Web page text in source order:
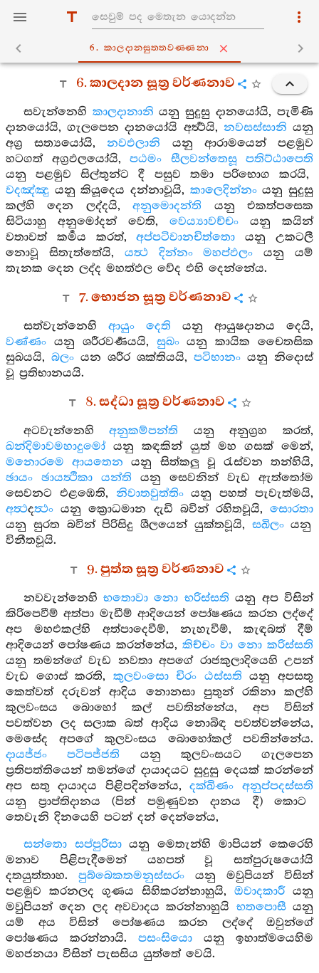
6. කාලදානසුත‍්තවණ‍්ණනා
6. කාලදාන සූත්‍ර වර්ණනාව
සවැන්නෙහි කාලදානානි යනු සුදුසු දානයෝයි, පැමිණි
දානයෝයි, ගැලපෙන දානයෝයි අර්‍ත්‍ථයි, නවසස්සානි යනු
අග්‍ර සත්‍යයෝයි,නවඵලානි යනු ආරාමයෙන් පළමුව
හටගත් අග්‍රඵලයෝයි, පඨමං සීලවන්තෙසූ පතිට්ඨාපෙති
යනු පළමුව සිල්තුන්ට දී පසුව තමා පරිභොග කරයි,
වදඤ්ඤු යනු කියූදෙය දන්නාවූයි, කාලෙදින්නංයනු සුදුසු
කල්හි දෙන ලද්දයි,අනුමොදන්ති යනු එකත්පසෙක
සිටියාහු අනුමෝදන් වෙති, වෙය්‍යාවච්චං යනු කයින්
වතාවත් කර්‍මය කරත්,අප්පටිවානචිත්තො යනු උකටලී
නොවූ සිතැත්තේයි, යත්‍ථ දින්නං මහප්ඵලං යනු යම්
තැනක දෙන ලද්ද මහත්ඵල වේද එහි දෙන්නේය.
7. භොජන සූත්‍ර වර්ණනාව
සත්වැන්නෙහි ආයුං දෙති යනු ආයුෂදානය දෙයි,
වණ්ණං යනු ශරීරවර්‍ණයයි, සුඛංයනු කායික චෛතසික
සුඛයයි, බලං යන ශරීර ශක්තියයි, පටිභානං යනු නිදොස්
වූ ප්‍රතිභානයයි.
8. සද්ධා සූත්‍ර වර්ණනාව
අටවැන්නෙහිඅනුකම්පන්ති යනු අනුග්‍රහ කරත්,
ඛන්දිමාවමහාදුමෝයනු කඳකින් යුත් මහ ගසක් මෙන්,
මනොරමෙ ආයතෙන යනු සිත්කලු වූ රැස්වන තන්හියි,
ඡායං ඡායත්‍ථිකා යන්ති යනු සෙවනින් වැඩ ඇත්තෝම
සෙවනට එළඹෙති, නිවාතවුත්තිංයනු පහත් පැවැත්මයි,
අත්‍ථදත්‍ථං යනු ක්‍රොධමාන දැඩි බවින් රහිතවූයි, සොරතා
යනු සුරත බවින් පිරිසිදු ශීලයෙන් යුක්තවූයි, සඛිලංයනු
විනීතවූයි.
9. පුත්ත සූත්‍ර වර්ණනාව
නවවැන්නෙහිභතොවා නො භරිස්සති යනු අප විසින්
කිරිපෙවීම් අත්පා මැඩීම් ආදියෙන් පෝෂණය කරන ලද්දේ
අප මහඑකල්හි අත්පාදෙවීම්, නැහැවීම්, කැඳබත් දීම්
ආදියෙන් පෝෂණය කරන්නේය, කිච්චං වා නො කරිස්සති
යනු තමන්ගේ වැඩ නවතා අපගේ රාජකුලාදියෙහි උපන්
වැඩ ගොස් කරති, කුලවංසො චිරං ඨස්සති යනු අපසතු
කෙත්වත් දරුවන් ආදිය නොනසා පුතුන් රකිනා කල්හි
කුලවංසය බොහෝ කල් පවතින්නේය, අප විසින්
පවත්වන ලද සලාක බත් ආදිය නොබිඳ පවත්වන්නේය,
මෙසේද අපගේ කුලවංසය බොහෝකල් පවතින්නේය.
දායජ්ජං පටිපජ්ජති යනු කුලවංසයට ගැලපෙන
ප්‍රතිපත්තියෙන් තමන්ගේ දායාදයට සුදුසු දෙයක් කරන්නේ
අප සතු දායාදය පිළිපදින්නේය,දක්ඛිණං අනුප්පදස්සති
යනු ප්‍රාප්තිදානය (පින් පමුණුවන දානය දී) කොට
තෙවැනි දිනයෙහි පටන් දන් දෙන්නේය,
සන්තො සප්පුරිසායනු මෙතැන්හි මාපියන් කෙරෙහි
මනාව පිළිපැදීමෙන් යහපත් වූ සත්පුරුෂයෝයි
දතයුත්තාහ. පුබ්බෙකතමනුස්සරං යනු මවුපියන් විසින්
පළමුව කරනලද ගුණය සිහිකරන්නාහුයි, ඔවාදකාරීයනු
මවුපියන් දෙන ලද අවවාදය කරන්නාහුයි භතපොසීයනු
යම් අය විසින් පෝෂණය කරන ලද්දේ ඔවුන්ගේ
පෝෂණය කරන්නායි. පසංසියො යනු ඉහාත්මයෙහිම
මහජනයා විසින් පැසසිය යුත්තේ වෙයි.